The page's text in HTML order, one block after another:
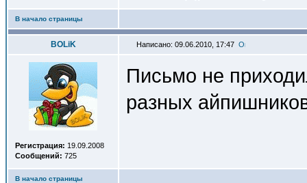
В начало страницы
BOLiK Написано: 09.06.2010, 17:47
Регистрация: 19.09.2008
Сообщений: 725
Письмо не
разных
В начало страницы